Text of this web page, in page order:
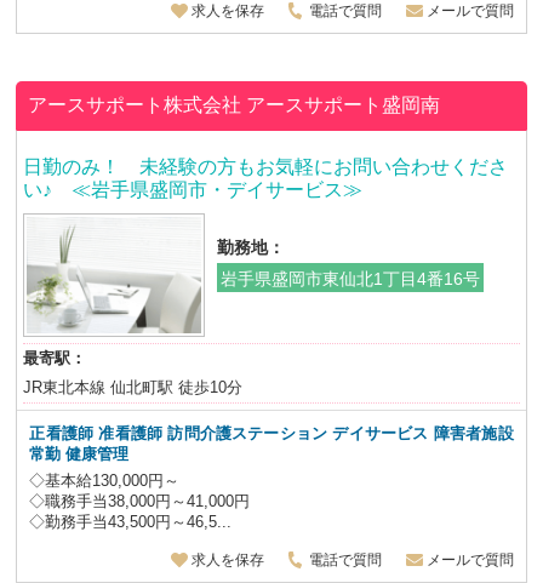
求人を保存 電話で質問 メールで質問
アースサポート株式会社 アースサポート盛岡南
日勤のみ！ 未経験の方もお気軽にお問い合わせくださ
い♪ ≪岩手県盛岡市・デイサービス≫
勤務地：
岩手県盛岡市東仙北1丁目4番16号
最寄駅：
JR東北本線 仙北町駅 徒歩10分
正看護師 准看護師 訪問介護ステーション デイサービス 障害者施設
常勤 健康管理
◇基本給130,000円～
◇職務手当38,000円～41,000円
◇勤務手当43,500円～46,5...
求人を保存 電話で質問 メールで質問